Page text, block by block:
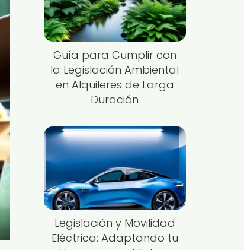
Guía para Cumplir con
la Legislación Ambiental
en Alquileres de Larga
Duración
Legislación y Movilidad
Eléctrica: Adaptando tu